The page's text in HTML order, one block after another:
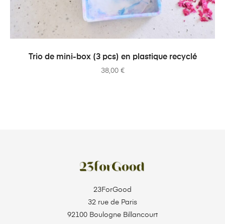
AJOUTER AU PANIER
Trio de mini-box (3 pcs) en plastique recyclé
38,00 €
23ForGood
32 rue de Paris
92100 Boulogne Billancourt